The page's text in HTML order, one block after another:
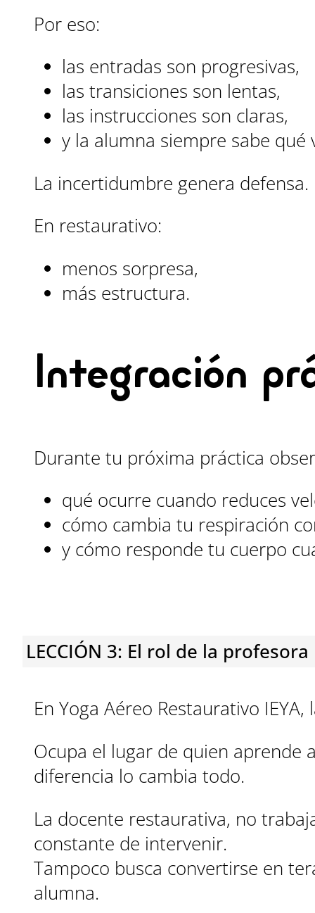
Por eso:
las entradas son progresivas,
las transiciones son lentas,
las instrucciones son claras,
y la alumna siempre sabe qué
La incertidumbre genera
En restaurativo:
menos sorpresa,
más estructura.
Integración
Durante tu próxima práctica
qué ocurre cuando reduces
cómo cambia tu respiración
y cómo responde tu cuerpo
LECCIÓN 3: El rol de la
En Yoga Aéreo Restaurativo
Ocupa el lugar de quien aprende
diferencia lo cambia todo.
La docente restaurativa, no
constante de intervenir.
Tampoco busca convertirse en
alumna.